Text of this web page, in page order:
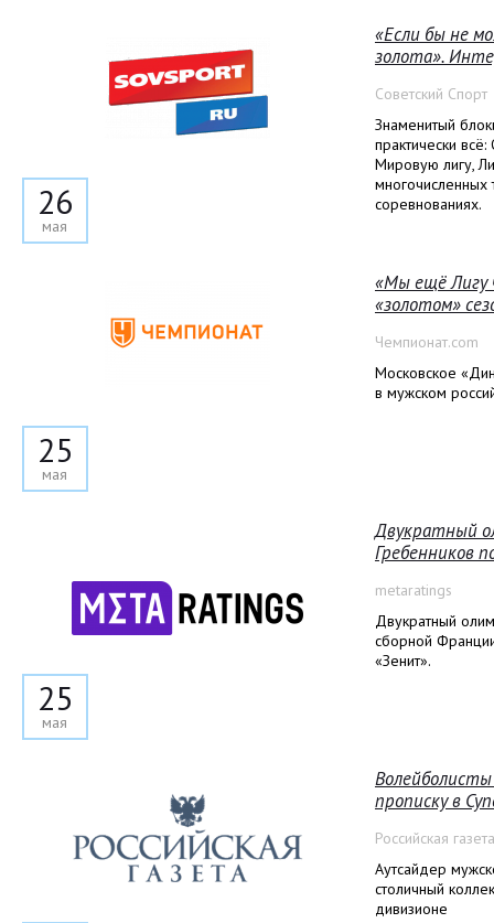
26
мая
«Если бы не
золота».
Советский Спорт
Знаменитый
практически
Мировую лигу,
многочисленных
соревнованиях.
25
мая
«Мы ещё Лигу
«золотом»
Чемпионат.com
Московское
в мужском
25
мая
Двукратный
Гребенников
metaratings
Двукратный
сборной
«Зенит».
прописку в
Российская газета
Аутсайдер
столичный
дивизионе